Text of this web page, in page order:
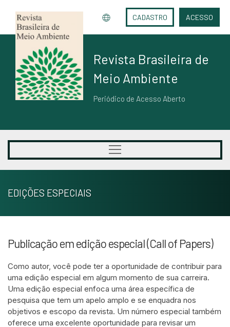
CADASTRO ACESSO
Revista Brasileira de
Meio Ambiente
Periódico de Acesso Aberto
EDIÇÕES ESPECIAIS
Publicação em edição especial (Call of Papers)
Como autor, você pode ter a oportunidade de contribuir para
uma edição especial em algum momento de sua carreira.
Uma edição especial enfoca uma área específica de
pesquisa que tem um apelo amplo e se enquadra nos
objetivos e escopo da revista. Um número especial também
oferece uma excelente oportunidade para revisar um